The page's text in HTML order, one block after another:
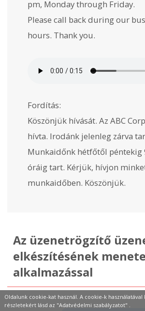
pm, Monday through Friday.
Please call back during our
hours. Thank you.
Fordítás:
Köszönjük hívását. Az ABC
hívta. Irodánk jelenleg zárva
Munkaidőnk hétfőtől péntekig
óráig tart. Kérjük, hívjon
munkaidőben. Köszönjük.
Az üzenetrögzítő
elkészítésének
alkalmazással
Oldalunk cookie-kat használ. A cookie-k használatával
részletekért lásd az "Adatvédelmi szabályzatot"